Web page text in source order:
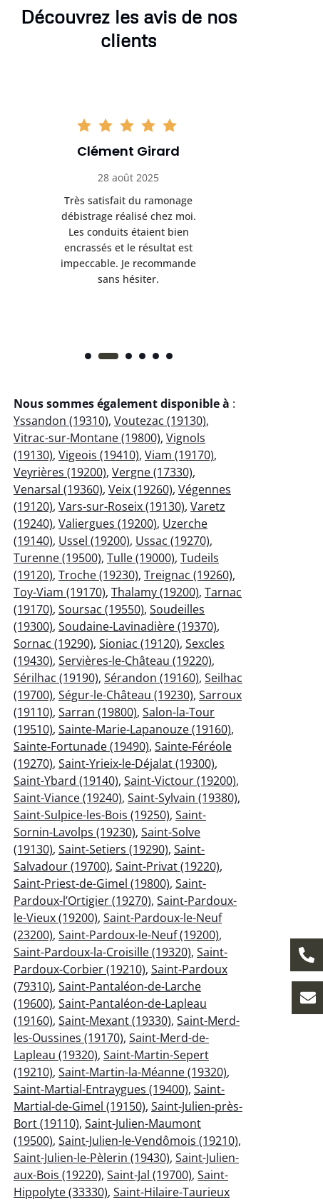
Découvrez les avis de nos
clients
Clément Girard
28 août 2025
Très satisfait du ramonage
débistrage réalisé chez moi.
Les conduits étaient bien
encrassés et le résultat est
impeccable. Je recommande
sans hésiter.
Nous sommes également disponible à :
Yssandon (19310), Voutezac (19130),
Vitrac-sur-Montane (19800), Vignols
(19130), Vigeois (19410), Viam (19170),
Veyrières (19200), Vergne (17330),
Venarsal (19360), Veix (19260), Végennes
(19120), Vars-sur-Roseix (19130), Varetz
(19240), Valiergues (19200), Uzerche
(19140), Ussel (19200), Ussac (19270),
Turenne (19500), Tulle (19000), Tudeils
(19120), Troche (19230), Treignac (19260),
Toy-Viam (19170), Thalamy (19200), Tarnac
(19170), Soursac (19550), Soudeilles
(19300), Soudaine-Lavinadière (19370),
Sornac (19290), Sioniac (19120), Sexcles
(19430), Servières-le-Château (19220),
Sérilhac (19190), Sérandon (19160), Seilhac
(19700), Ségur-le-Château (19230), Sarroux
(19110), Sarran (19800), Salon-la-Tour
(19510), Sainte-Marie-Lapanouze (19160),
Sainte-Fortunade (19490), Sainte-Féréole
(19270), Saint-Yrieix-le-Déjalat (19300),
Saint-Ybard (19140), Saint-Victour (19200),
Saint-Viance (19240), Saint-Sylvain (19380),
Saint-Sulpice-les-Bois (19250), Saint-
Sornin-Lavolps (19230), Saint-Solve
(19130), Saint-Setiers (19290), Saint-
Salvadour (19700), Saint-Privat (19220),
Saint-Priest-de-Gimel (19800), Saint-
Pardoux-l’Ortigier (19270), Saint-Pardoux-
le-Vieux (19200), Saint-Pardoux-le-Neuf
(23200), Saint-Pardoux-le-Neuf (19200),
Saint-Pardoux-la-Croisille (19320), Saint-
Pardoux-Corbier (19210), Saint-Pardoux
(79310), Saint-Pantaléon-de-Larche
(19600), Saint-Pantaléon-de-Lapleau
(19160), Saint-Mexant (19330), Saint-Merd-
les-Oussines (19170), Saint-Merd-de-
Lapleau (19320), Saint-Martin-Sepert
(19210), Saint-Martin-la-Méanne (19320),
Saint-Martial-Entraygues (19400), Saint-
Martial-de-Gimel (19150), Saint-Julien-près-
Bort (19110), Saint-Julien-Maumont
(19500), Saint-Julien-le-Vendômois (19210),
Saint-Julien-le-Pèlerin (19430), Saint-Julien-
aux-Bois (19220), Saint-Jal (19700), Saint-
Hippolyte (33330), Saint-Hilaire-Taurieux